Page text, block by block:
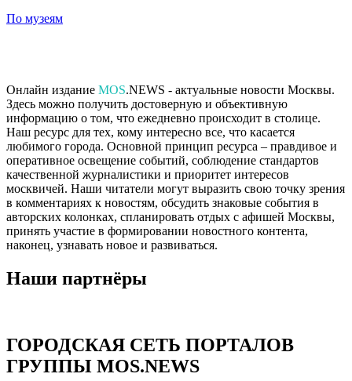
По музеям
Онлайн издание MOS.NEWS - актуальные новости Москвы.
Здесь можно получить достоверную и объективную
информацию о том, что ежедневно происходит в столице.
Наш ресурс для тех, кому интересно все, что касается
любимого города. Основной принцип ресурса – правдивое и
оперативное освещение событий, соблюдение стандартов
качественной журналистики и приоритет интересов
москвичей. Наши читатели могут выразить свою точку зрения
в комментариях к новостям, обсудить знаковые события в
авторских колонках, спланировать отдых с афишей Москвы,
принять участие в формировании новостного контента,
наконец, узнавать новое и развиваться.
Наши партнёры
ГОРОДСКАЯ СЕТЬ ПОРТАЛОВ
ГРУППЫ MOS.NEWS